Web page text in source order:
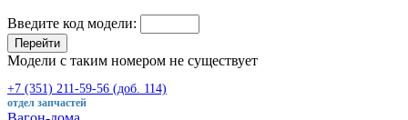
Введите код модели:
Перейти
Модели с таким номером не существует
+7 (351) 211-59-56 (доб. 114)
отдел запчастей